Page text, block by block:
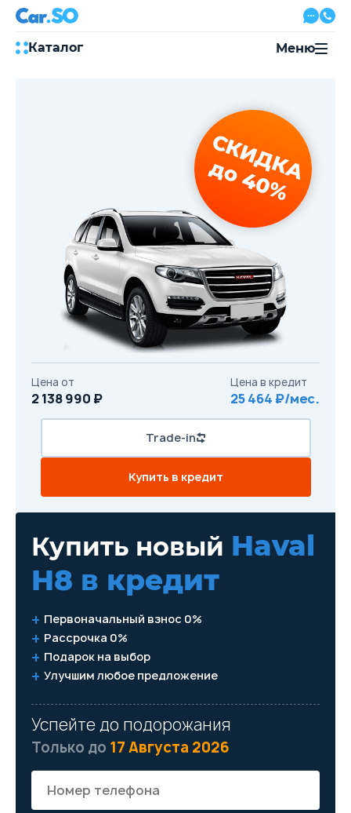
Каталог
8 800 500-03-23
с 08:00 по 20:00, без выходных
Привольная улица, 2, к5
Перезвоните мне
Меню
Купить новый Haval
H8 в кредит
Первоначальный взнос 0%
Рассрочка 0%
Подарок на выбор
Улучшим любое предложение
Успейте до подорожания
Только до 17 Августа 2026
СКИДКА
до 40%
Цена от
2 138 990 ₽
Цена в кредит
25 464 ₽/мес.
Trade-in
Купить в кредит